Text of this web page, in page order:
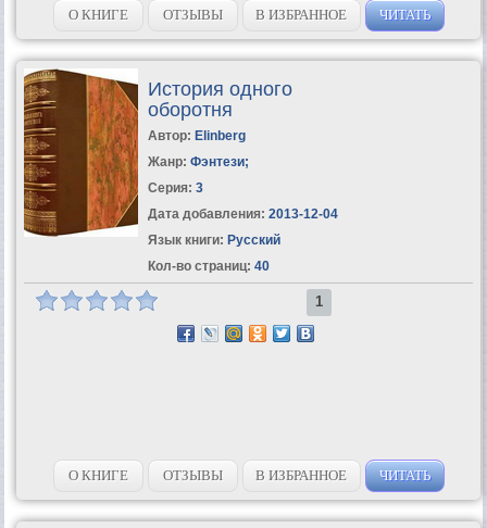
О КНИГЕ ОТЗЫВЫ В ИЗБРАННОЕ ЧИТАТЬ
История одного
оборотня
Автор: Elinberg
Жанр: Фэнтези;
Серия: 3
Дата добавления: 2013-12-04
Язык книги: Русский
Кол-во страниц: 40
1
О КНИГЕ ОТЗЫВЫ В ИЗБРАННОЕ ЧИТАТЬ